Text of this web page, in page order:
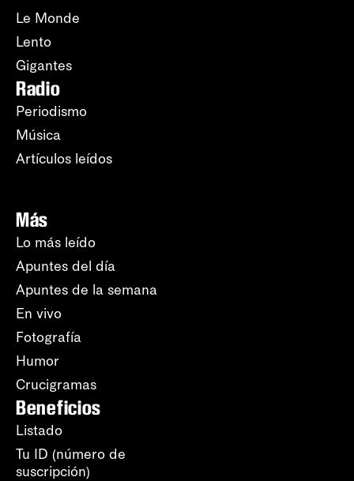
Le Monde
Lento
Gigantes
Radio
Periodismo
Música
Artículos leídos
Más
Lo más leído
Apuntes del día
Apuntes de la semana
En vivo
Fotografía
Humor
Crucigramas
Beneficios
Listado
Tu ID (número de
suscripción)